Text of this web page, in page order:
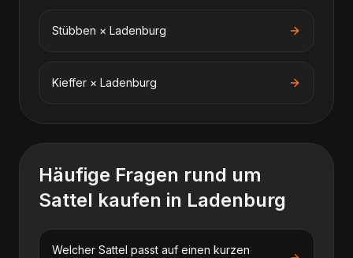
Stübben × Ladenburg
Kieffer × Ladenburg
Häufige Fragen rund um
Sattel kaufen in Ladenburg
Welcher Sattel passt auf einen kurzen